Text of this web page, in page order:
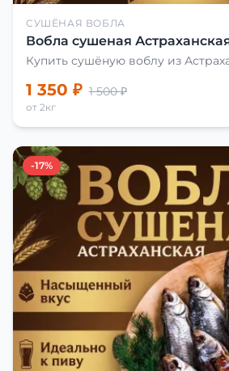
СУШЁНАЯ ВОБЛА
Вобла сушеная
Купить сушёную воблу из
1 350 ₽ 1 500 ₽
от 2кг
-17%